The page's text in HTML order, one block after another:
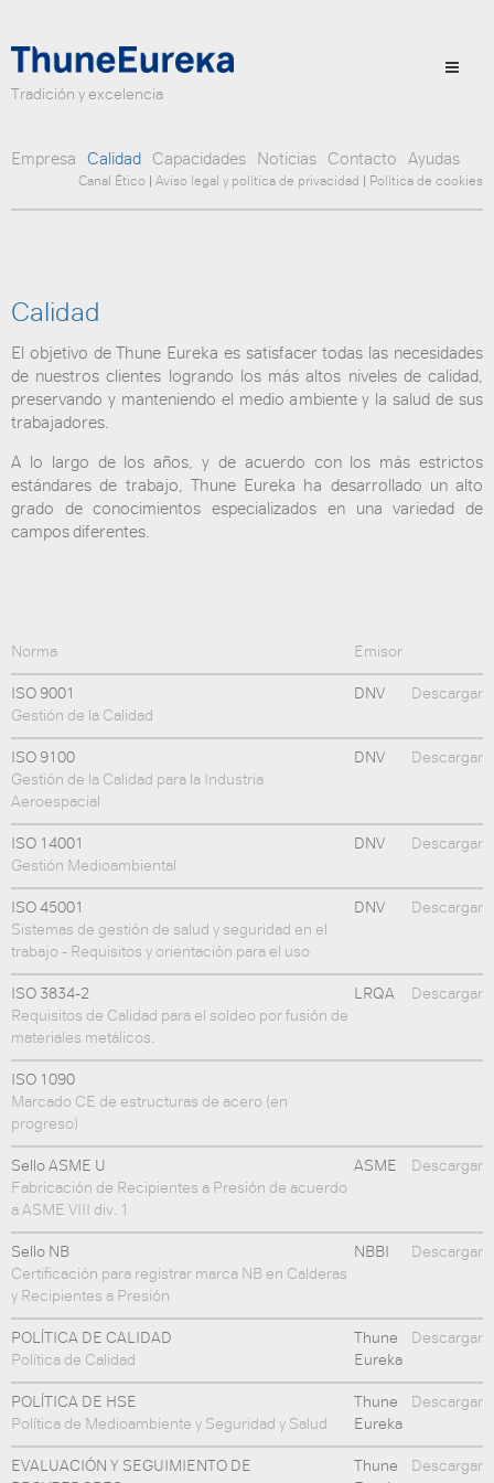
Tradición y excelencia
Empresa Calidad Capacidades Noticias Contacto Ayudas
Canal Ético Aviso legal y política de privacidad Política de cookies
Calidad
El objetivo de Thune Eureka es satisfacer todas las necesidades
de nuestros clientes logrando los más altos niveles de calidad,
preservando y manteniendo el medio ambiente y la salud de sus
trabajadores.
A lo largo de los años, y de acuerdo con los más estrictos
estándares de trabajo, Thune Eureka ha desarrollado un alto
grado de conocimientos especializados en una variedad de
campos diferentes.
Norma Emisor
ISO 9001
Gestión de la Calidad
DNV Descargar
ISO 9100
Gestión de la Calidad para la Industria
Aeroespacial
DNV Descargar
ISO 14001
Gestión Medioambiental
DNV Descargar
ISO 45001
Sistemas de gestión de salud y seguridad en el
trabajo - Requisitos y orientación para el uso
DNV Descargar
ISO 3834-2
Requisitos de Calidad para el soldeo por fusión de
materiales metálicos.
LRQA Descargar
ISO 1090
Marcado CE de estructuras de acero (en
progreso)
Sello ASME U
Fabricación de Recipientes a Presión de acuerdo
a ASME VIII div. 1
ASME Descargar
Sello NB
Certificación para registrar marca NB en Calderas
y Recipientes a Presión
NBBI Descargar
POLÍTICA DE CALIDAD
Política de Calidad
Thune
Eureka
Descargar
POLÍTICA DE HSE
Política de Medioambiente y Seguridad y Salud
Thune
Eureka
Descargar
EVALUACIÓN Y SEGUIMIENTO DE
Thune
Descargar